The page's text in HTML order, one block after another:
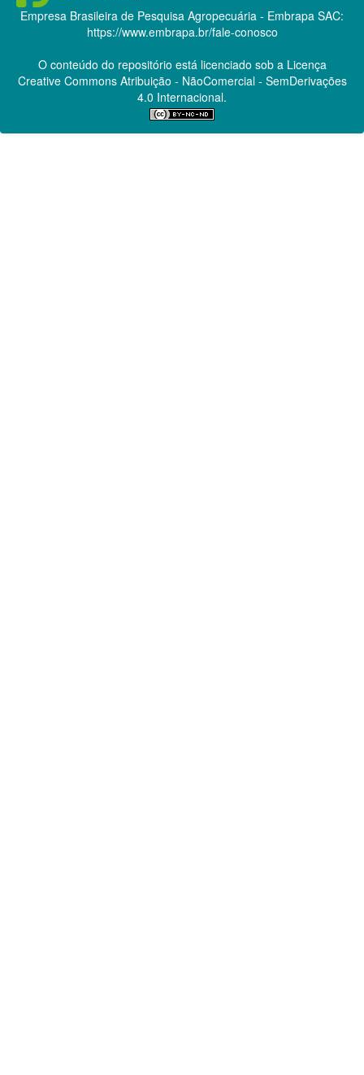
Empresa Brasileira de Pesquisa Agropecuária - Embrapa SAC:
https://www.embrapa.br/fale-conosco
O conteúdo do repositório está licenciado sob a Licença
Creative CommonsAtribuição - NãoComercial - SemDerivações
4.0 Internacional.